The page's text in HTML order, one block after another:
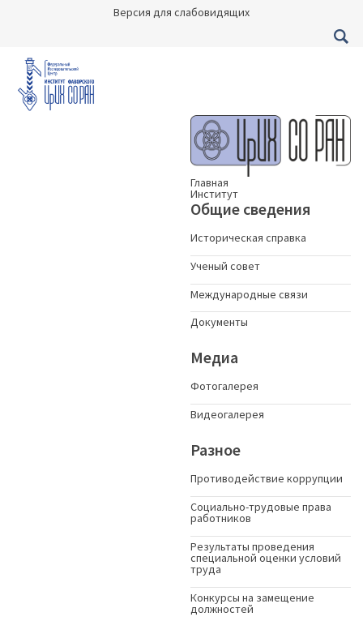
Версия для слабовидящих
Главная
Институт
Общие сведения
Историческая справка
Ученый совет
Международные связи
Документы
Медиа
Фотогалерея
Видеогалерея
Разное
Противодействие коррупции
Социально-трудовые права
работников
Результаты проведения
специальной оценки условий
труда
Конкурсы на замещение
должностей